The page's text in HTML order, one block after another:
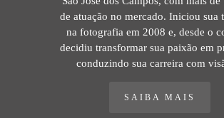
de atuação no mercado. Iniciou sua
na fotografia em 2008 e, desde o
decidiu transformar sua paixão em
conduzindo sua carreira com
SAIBA MAIS